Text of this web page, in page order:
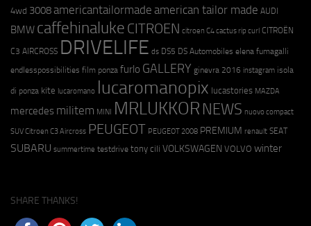
4wd 3008americantailormade american tailor made AUDI
BMW caffehinaluke CITROEN citroen C4 cactus rip curl CITROËN
C3 AIRCROSS DRIVELIFE ds DS5 DS Automobiles elena fumagalli
endlesspossibilities film ponza furlo GALLERY ginevra 2016 instagram isola
di ponza kite lucaromano lucaromanopix lucastories MAZDA
mercedes militem MINI MRLUKKOR NEWS nuovo compact
SUV Citroen C3 Aircross PEUGEOT PEUGEOT 2008 PREMIUM renault SEAT
SUBARU summertime testdrive tony cili VOLKSWAGEN VOLVO winter
SHARE THANKS!